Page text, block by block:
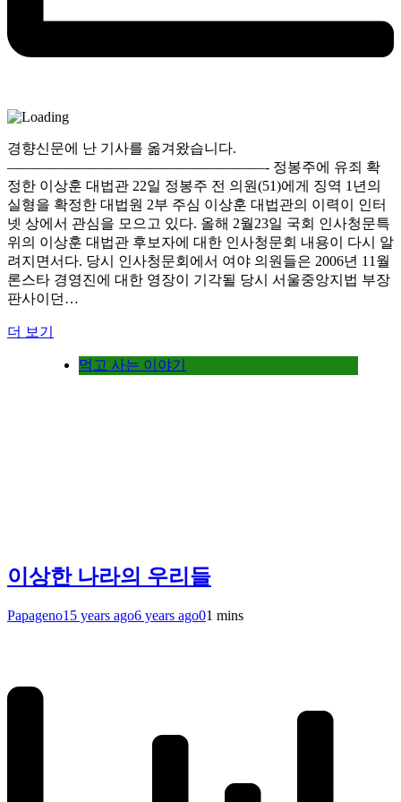
경향신문에 난 기사를 옮겨왔습니다.
——————————————————- 정봉주에 유죄 확
정한 이상훈 대법관 22일 정봉주 전 의원(51)에게 징역 1년의
실형을 확정한 대법원 2부 주심 이상훈 대법관의 이력이 인터
넷 상에서 관심을 모으고 있다. 올해 2월23일 국회 인사청문특
위의 이상훈 대법관 후보자에 대한 인사청문회 내용이 다시 알
려지면서다. 당시 인사청문회에서 여야 의원들은 2006년 11월
론스타 경영진에 대한 영장이 기각될 당시 서울중앙지법 부장
판사이던…
더 보기
먹고 사는 이야기
이상한 나라의 우리들
Papageno15 years ago6 years ago01 mins